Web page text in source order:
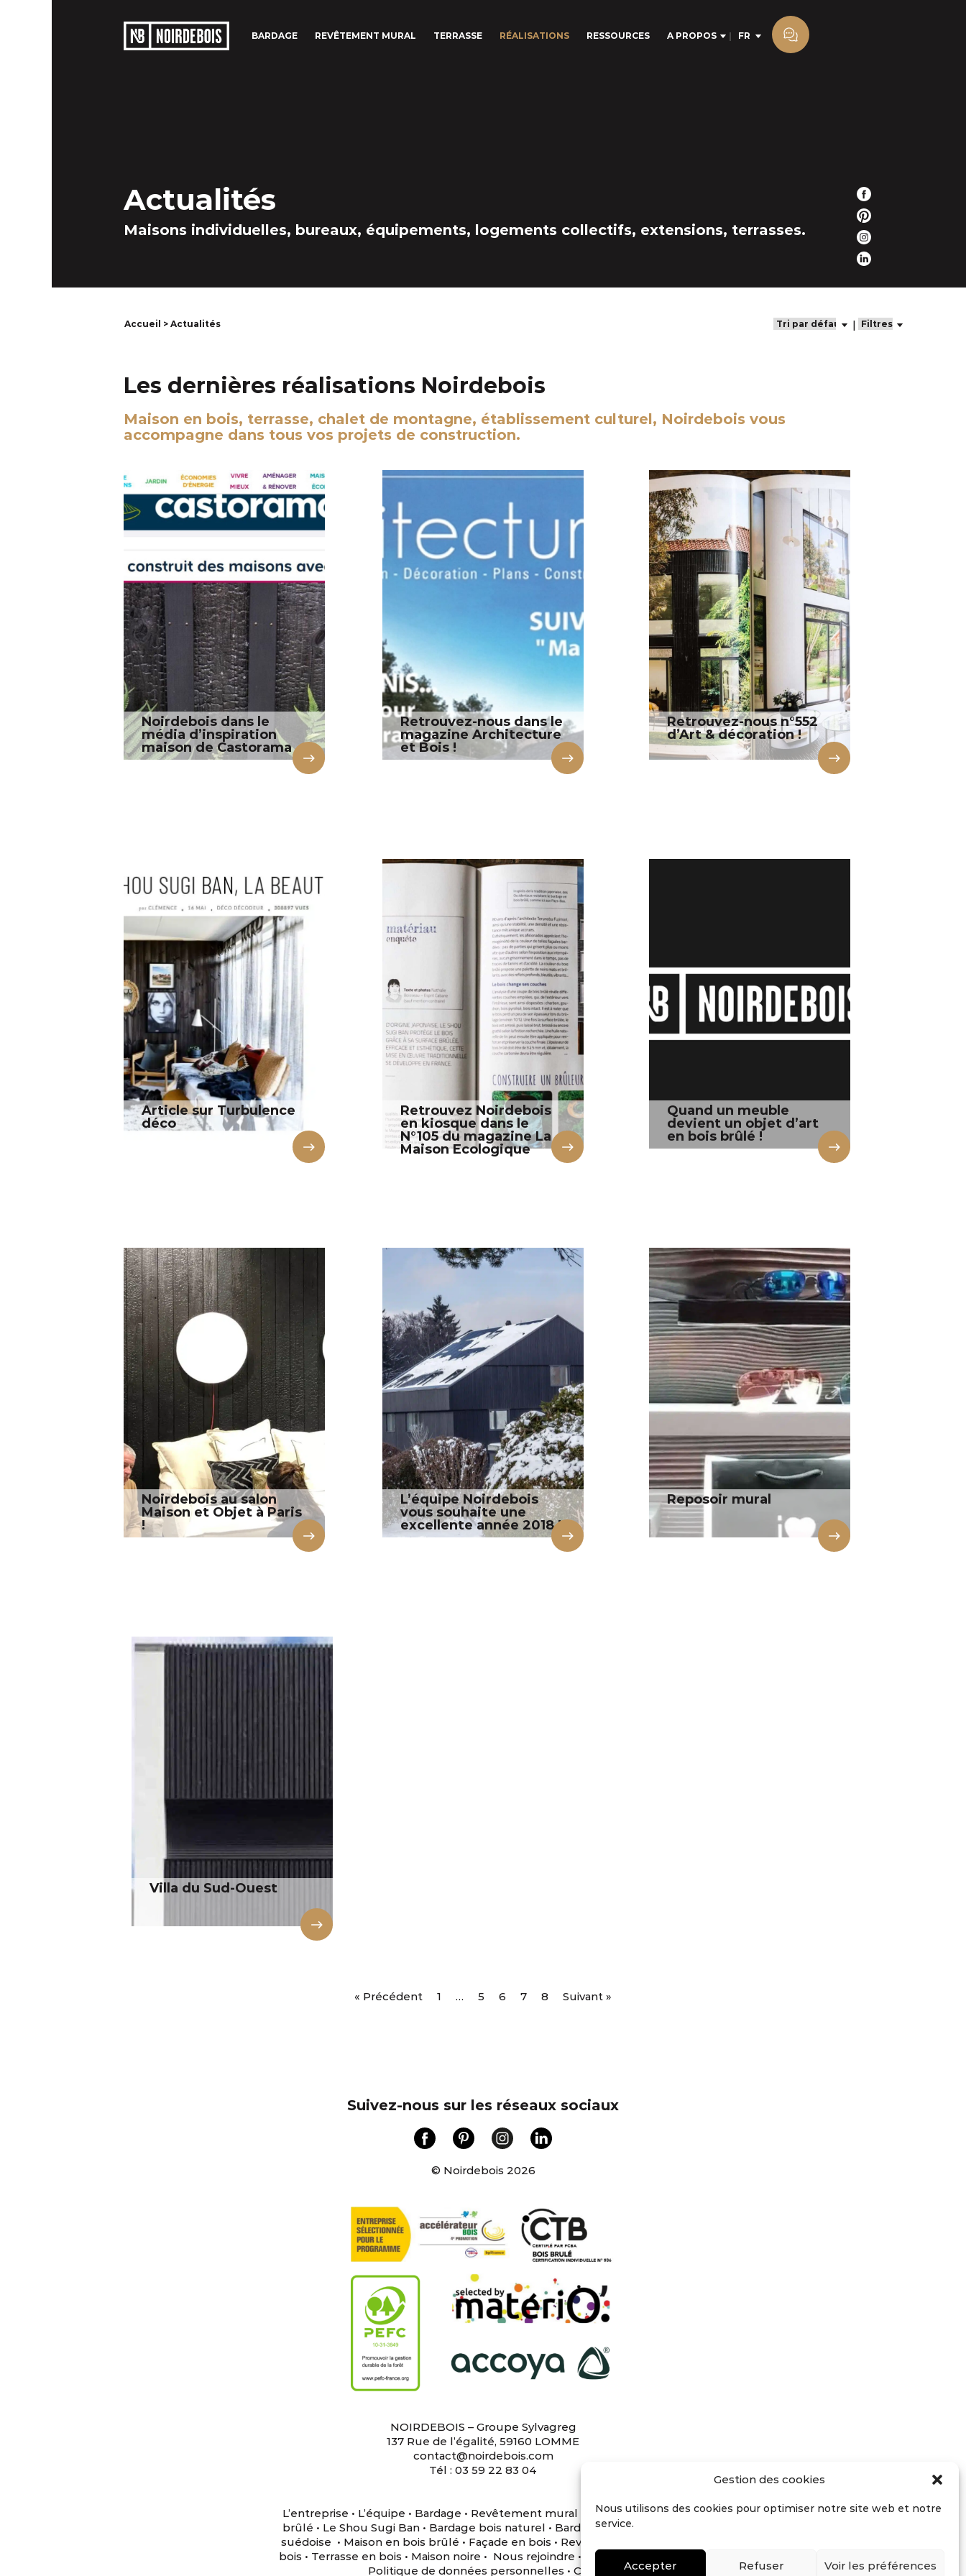
Gestion des cookies
Nous utilisons des cookies pour optimiser notre site web et notre
service.
Accepter Refuser Voir les préférences
BARDAGE REVÊTEMENT MURAL TERRASSE RÉALISATIONS RESSOURCES A PROPOS FR
Actualités
Maisons individuelles, bureaux, équipements, logements collectifs, extensions, terrasses.
Accueil > Actualités
Les dernières réalisations Noirdebois
Maison en bois, terrasse, chalet de montagne, établissement culturel, Noirdebois vous
accompagne dans tous vos projets de construction.
Noirdebois dans le
média d’inspiration
maison de Castorama
Retrouvez-nous dans le
magazine Architecture
et Bois !
Retrouvez-nous n°552
d’Art & décoration !
Article sur Turbulence
déco
Retrouvez Noirdebois
en kiosque dans le
N°105 du magazine La
Maison Ecologique
Quand un meuble
devient un objet d’art
en bois brûlé !
Noirdebois au salon
Maison et Objet à Paris
!
L’équipe Noirdebois
vous souhaite une
excellente année 2018 !
Reposoir mural
Villa du Sud-Ouest
« Précédent 1 … 5 6 7 8 Suivant »
Suivez-nous sur les réseaux sociaux
© Noirdebois 2026
NOIRDEBOIS – Groupe Sylvagreg
137 Rue de l’égalité, 59160 LOMME
contact@noirdebois.com
Tél : 03 59 22 83 04
L’entreprise • L’équipe • Bardage • Revêtement mural Terrasse•Le bois
brûlé • Le Shou Sugi Ban • Bardage bois naturel • Bardage noir•
suédoise • Maison en bois brûlé • Façade en bois • Revêtement mural en
bois • Terrasse en bois • Maison noire • Nous rejoindre • Mentions légales
Politique de données personnelles • CGU